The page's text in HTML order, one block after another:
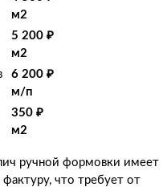
м2
5 200 ₽
м2
6 200 ₽
м/п
350 ₽
м2
ручной формовки имеет
что требует от